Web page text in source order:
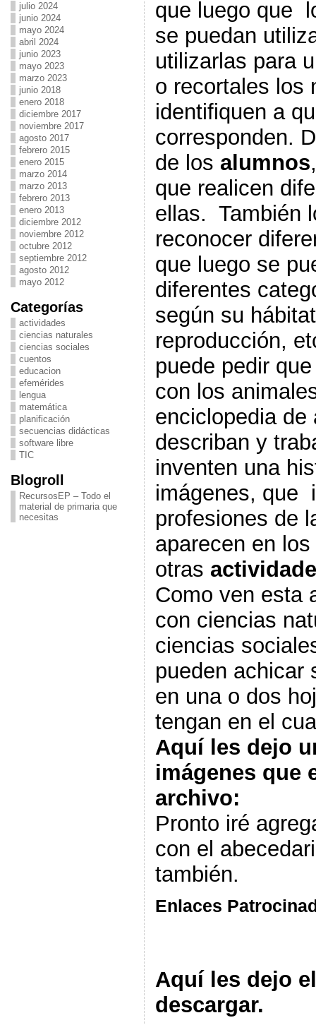
julio 2024
junio 2024
mayo 2024
abril 2024
junio 2023
mayo 2023
marzo 2023
junio 2018
enero 2018
diciembre 2017
noviembre 2017
agosto 2017
febrero 2015
enero 2015
marzo 2014
marzo 2013
febrero 2013
enero 2013
diciembre 2012
noviembre 2012
octubre 2012
septiembre 2012
agosto 2012
mayo 2012
Categorías
actividades
ciencias naturales
ciencias sociales
cuentos
educacion
efemérides
lengua
matemática
planificación
secuencias didácticas
software libre
TIC
Blogroll
RecursosEP – Todo el
material de primaria que
necesitas
que luego que
se puedan
utilizarlas para
o recortales los
identifiquen a
corresponden.
de los alumnos
que realicen
ellas. También
reconocer
que luego se
diferentes
según su
reproducción,
puede pedir
con los
enciclopedia de
describan y
inventen una
imágenes, que
profesiones de
aparecen en
otras
Como ven esta
con ciencias
ciencias
pueden achicar
en una o dos
tengan en el
Aquí les dejo
imágenes que
archivo:
Pronto iré
con el
también.
Enlaces
Aquí les dejo
descargar.